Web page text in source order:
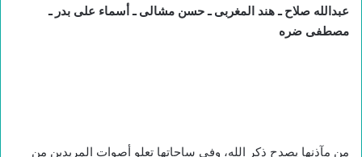
عبدالله صلاح ـ هند المغربى ـ حسن مشالى ـ أسماء على بدر ـ
مصطفى ضره
من مآذنها يصدح ذكر الله، وفى ساحاتها تعلو أصوات المريدين من